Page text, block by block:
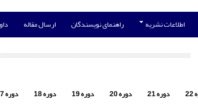
اطلاعات نشریه راهنمای نویسندگان ارسال مقاله
دوره 21 دوره 20 دوره 19 دوره 18 دوره 17